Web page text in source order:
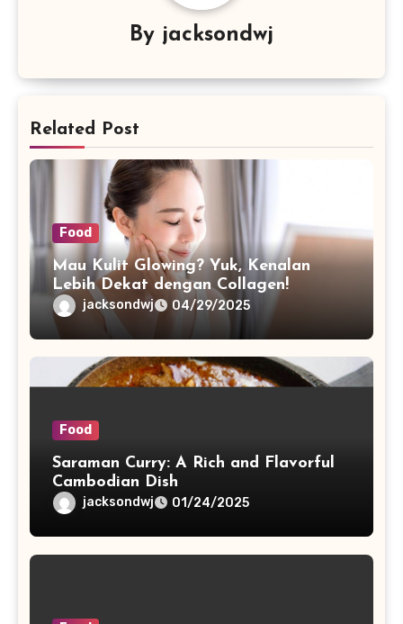
By jacksondwj
Related Post
Food
Mau Kulit Glowing? Yuk, Kenalan
Lebih Dekat dengan Collagen!
jacksondwj 04/29/2025
Food
Saraman Curry: A Rich and Flavorful
Cambodian Dish
jacksondwj 01/24/2025